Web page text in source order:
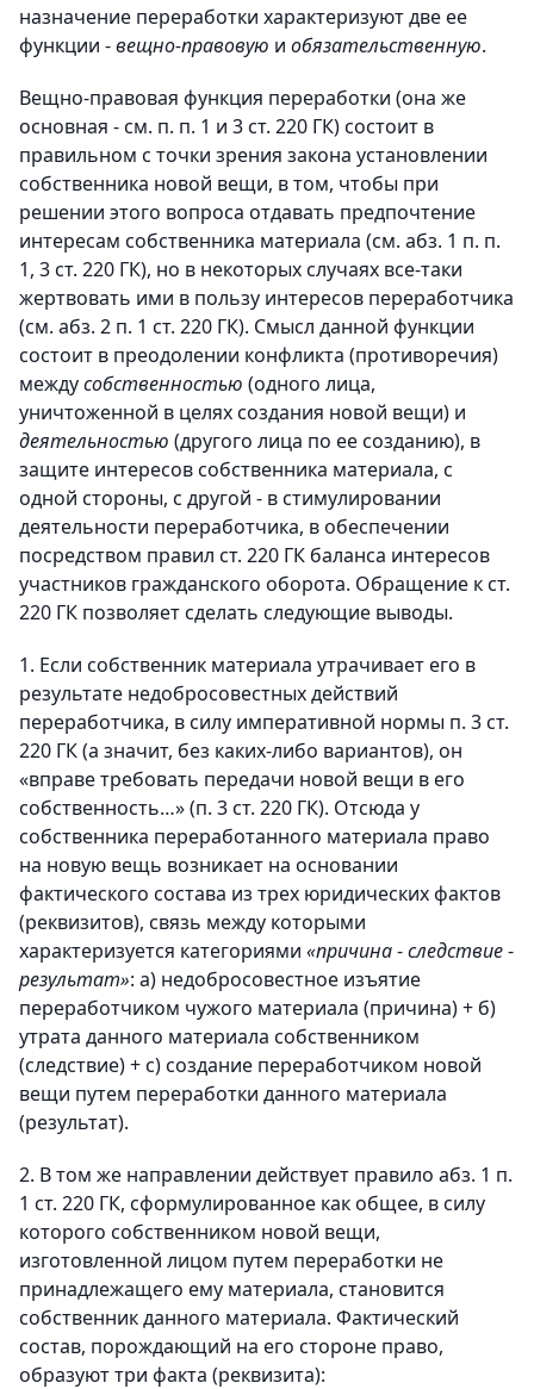
назначение переработки характеризуют две ее
функции -вещно-правовую и обязательственную.
Вещно-правовая функция переработки (она же
основная - см. п. п. 1 и 3 ст. 220 ГК) состоит в
правильном с точки зрения закона установлении
собственника новой вещи, в том, чтобы при
решении этого вопроса отдавать предпочтение
интересам собственника материала (см. абз. 1 п. п.
1, 3 ст. 220 ГК), но в некоторых случаях все-таки
жертвовать ими в пользу интересов переработчика
(см. абз. 2 п. 1 ст. 220 ГК). Смысл данной функции
состоит в преодолении конфликта (противоречия)
междусобственностью (одного лица,
уничтоженной в целях создания новой вещи) и
деятельностью (другого лица по ее созданию), в
защите интересов собственника материала, с
одной стороны, с другой - в стимулировании
деятельности переработчика, в обеспечении
посредством правил ст. 220 ГК баланса интересов
участников гражданского оборота. Обращение к ст.
220 ГК позволяет сделать следующие выводы.
1. Если собственник материала утрачивает его в
результате недобросовестных действий
переработчика, в силу императивной нормы п. 3 ст.
220 ГК (а значит, без каких-либо вариантов), он
«вправе требовать передачи новой вещи в его
собственность…» (п. 3 ст. 220 ГК). Отсюда у
собственника переработанного материала право
на новую вещь возникает на основании
фактического состава из трех юридических фактов
(реквизитов), связь между которыми
характеризуется категориями «причина-следствие-
результат»: a) недобросовестное изъятие
переработчиком чужого материала (причина) + б)
утрата данного материала собственником
(следствие) + c) создание переработчиком новой
вещи путем переработки данного материала
(результат).
2. В том же направлении действует правило абз. 1 п.
1 ст. 220 ГК, сформулированное как общее, в силу
которого собственником новой вещи,
изготовленной лицом путем переработки не
принадлежащего ему материала, становится
собственник данного материала. Фактический
состав, порождающий на его стороне право,
образуют три факта (реквизита):